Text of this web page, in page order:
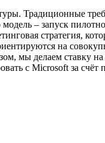
Традиционные
– запуск
стратегия,
на
мы делаем ставку
с Microsoft за